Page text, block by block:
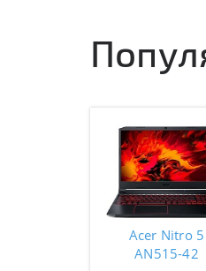
Acer Nitro 5
AN515-42